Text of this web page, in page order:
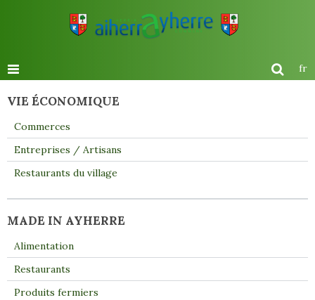
fr
VIE ÉCONOMIQUE
Commerces
Entreprises / Artisans
Restaurants du village
MADE IN AYHERRE
Alimentation
Restaurants
Produits fermiers